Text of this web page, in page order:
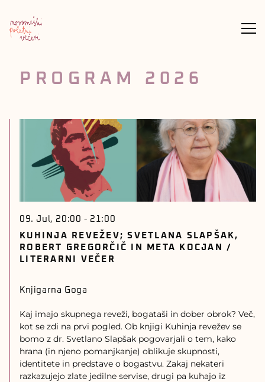
Meni
PROGRAM 2026
KUHINJA REVEŽEV; SVETLANA SLAPŠAK,
ROBERT GREGORČIČ IN META KOCJAN /
LITERARNI VEČER
09. Jul, 20:00 - 21:00
Knjigarna Goga
Kaj imajo skupnega reveži, bogataši in dober obrok? Več,
kot se zdi na prvi pogled. Ob knjigi Kuhinja revežev se
bomo z dr. Svetlano Slapšak pogovarjali o tem, kako
hrana (in njeno pomanjkanje) oblikuje skupnosti,
identitete in predstave o bogastvu. Zakaj nekateri
razkazujejo zlate jedilne servise, drugi pa kuhajo iz